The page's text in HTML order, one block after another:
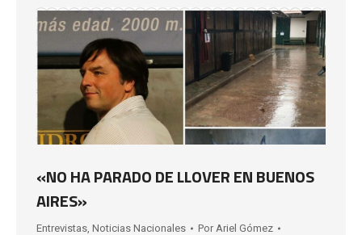
«NO HA PARADO DE LLOVER EN BUENOS
AIRES»
Entrevistas Noticias Nacionales Por Ariel Gómez